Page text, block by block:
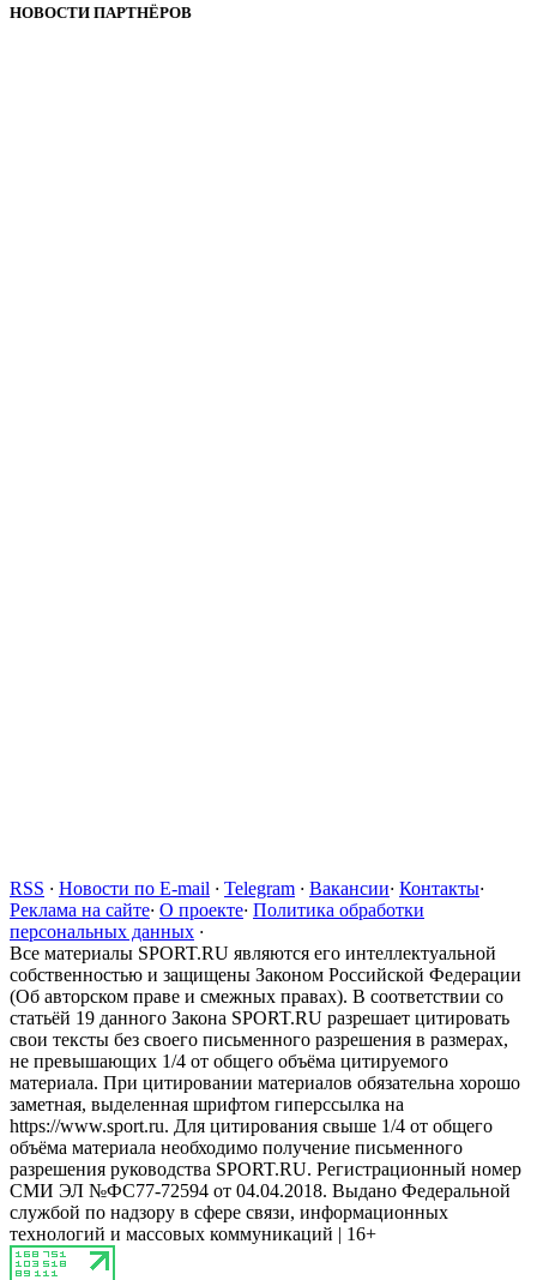
НОВОСТИ ПАРТНЁРОВ
RSS · Новости по E-mail · Telegram · Вакансии· Контакты·
Реклама на сайте· О проекте· Политика обработки
персональных данных ·
Все материалы SPORT.RU являются его интеллектуальной
собственностью и защищены Законом Российской Федерации
(Об авторском праве и смежных правах). В соответствии со
статьёй 19 данного Закона SPORT.RU разрешает цитировать
свои тексты без своего письменного разрешения в размерах,
не превышающих 1/4 от общего объёма цитируемого
материала. При цитировании материалов обязательна хорошо
заметная, выделенная шрифтом гиперссылка на
https://www.sport.ru. Для цитирования свыше 1/4 от общего
объёма материала необходимо получение письменного
разрешения руководства SPORT.RU. Регистрационный номер
СМИ ЭЛ №ФС77-72594 от 04.04.2018. Выдано Федеральной
службой по надзору в сфере связи, информационных
технологий и массовых коммуникаций | 16+